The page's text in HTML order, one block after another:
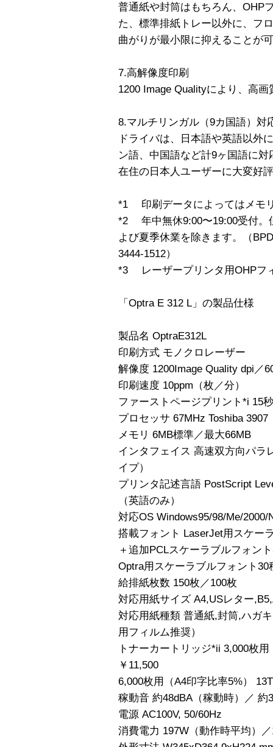
普通紙や封筒はもちろん、OHP
た、標準排紙トレー以外に、フ
曲がりが最小限に抑えることが
7.高解像度印刷
1200 Image Qualityにより、高
8.マルチリンガル（9カ国語）対
ドライバは、日本語や英語以外
ン語、中国語など計9ヶ国語に
在住の日本人ユーザーに大変好
*1 印刷データによってはメモ
*2 年中無休9:00〜19:00受付。
よび夏季休業を除きます。（
3444-1512）
*3 レーザープリンタ用OHPフ
「Optra E 312 L」の製品仕様
製品名 OptraE312L
印刷方式 モノクロレーザー
解像度 1200Image Quality dpi／
印刷速度 10ppm（枚／分）
ファーストページプリント*i 15秒
プロセッサ 67MHz Toshiba 3907
メモリ 6MB標準／最大66MB
インタフェイス 高速双方向パラ
イプ）
プリンタ記述言語 PostScript
（英語のみ）
対応OS Windows95/98/Me/2000/
搭載フォント LaserJet用スケー
＋追加PCLスケーラブルフォン
Optra用スケーラブルフォント30
給排紙枚数 150枚／100枚
対応用紙サイズ A4,USレター
対応用紙種類 普通紙,封筒,ハガ
用フィルム推奨）
トナーカートリッジ*ii 3,000枚
￥11,500
6,000枚用（A4印字比率5%）
稼動音 約48dBA（稼動時）／ 約
電源 AC100V, 50/60Hz
消費電力 197W（動作時平均）